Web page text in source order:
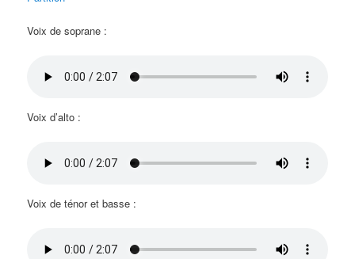
Voix de soprane :
Voix d’alto :
Voix de ténor et basse :